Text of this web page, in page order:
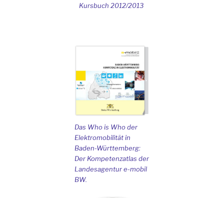
Kursbuch 2012/2013
Das Who is Who der
Elektromobilität in
Baden-Württemberg:
Der Kompetenzatlas der
Landesagentur e-mobil
BW.